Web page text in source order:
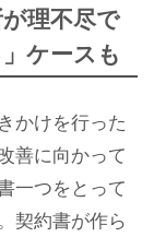
理不尽で
ケースも
かけを行った
善に向かって
一つをとって
契約書が作ら